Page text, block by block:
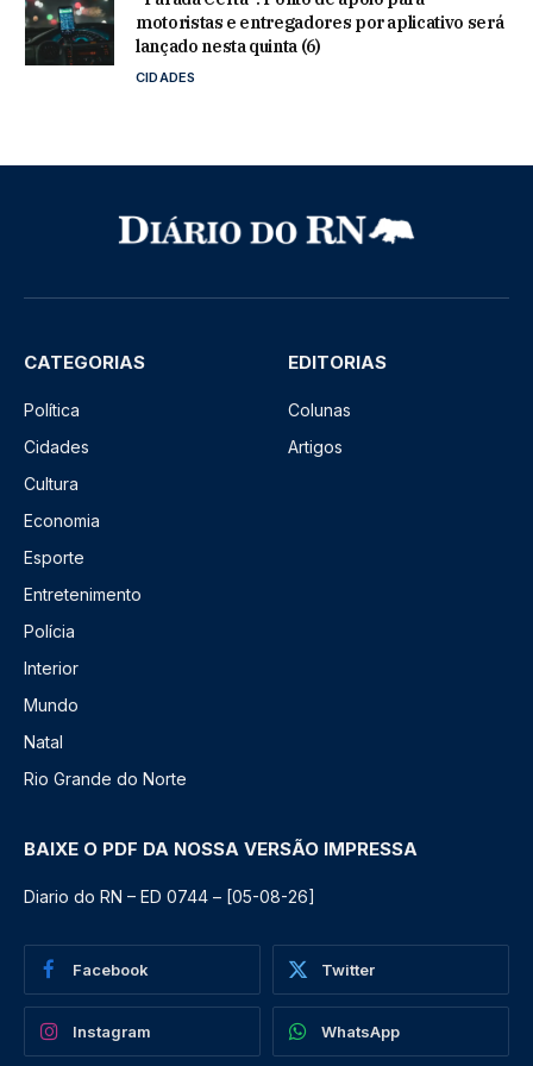
motoristas e entregadores por aplicativo será
lançado nesta quinta (6)
CIDADES
CATEGORIAS
Política
Cidades
Cultura
Economia
Esporte
Entretenimento
Polícia
Interior
Mundo
Natal
Rio Grande do Norte
EDITORIAS
Colunas
Artigos
BAIXE O PDF DA NOSSA VERSÃO IMPRESSA
Diario do RN – ED 0744 – [05-08-26]
Facebook Twitter
Instagram WhatsApp